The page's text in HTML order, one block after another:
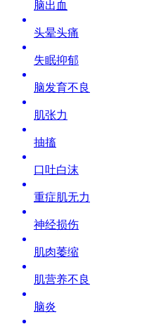
脑出血
头晕头痛
失眠抑郁
脑发育不良
肌张力
抽搐
口吐白沫
重症肌无力
神经损伤
肌肉萎缩
肌营养不良
脑炎